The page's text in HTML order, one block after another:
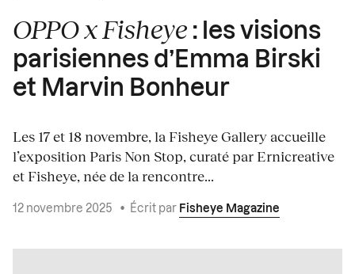
OPPO x Fisheye : les visions
parisiennes d’Emma Birski
et Marvin Bonheur
Les 17 et 18 novembre, la Fisheye Gallery accueille
l’exposition Paris Non Stop, curaté par Ernicreative
et Fisheye, née de la rencontre...
12 novembre 2025 • Écrit par Fisheye Magazine